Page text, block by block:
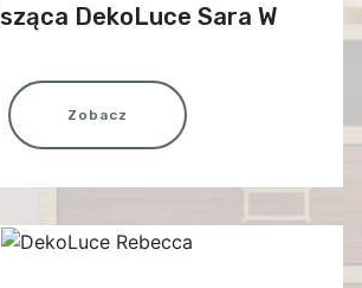
DekoLuce Sara W
Zobacz